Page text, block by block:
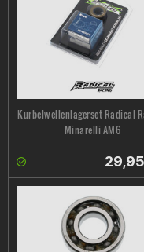
Kurbelwellenlagerset Radical
Minarelli AM6